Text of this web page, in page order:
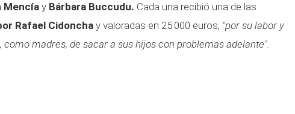
Mencía y Bárbara Buccudu. Cada una recibió una de las
Rafael Cidonchay valoradas en 25.000 euros, "por su labor y
como madres, de sacar a sus hijos con problemas adelante".